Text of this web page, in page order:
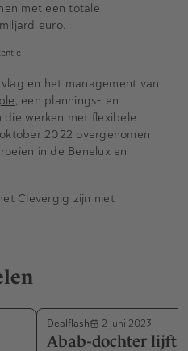
met een totale
euro.
en het management van
, een plannings- en
werken met flexibele
2022 overgenomen
in de Benelux en
Clevergig zijn niet
Dealflash 2 juni 2023
Abab-dochter lijft